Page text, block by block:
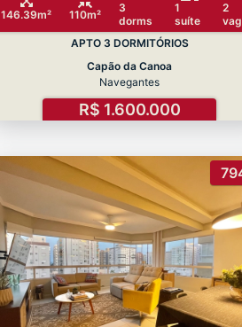
146.39m² 110m²
3
dorms
1
suíte
2
APTO 3 DORMITÓRIOS
Capão da Canoa
Navegantes
R$ 1.600.000